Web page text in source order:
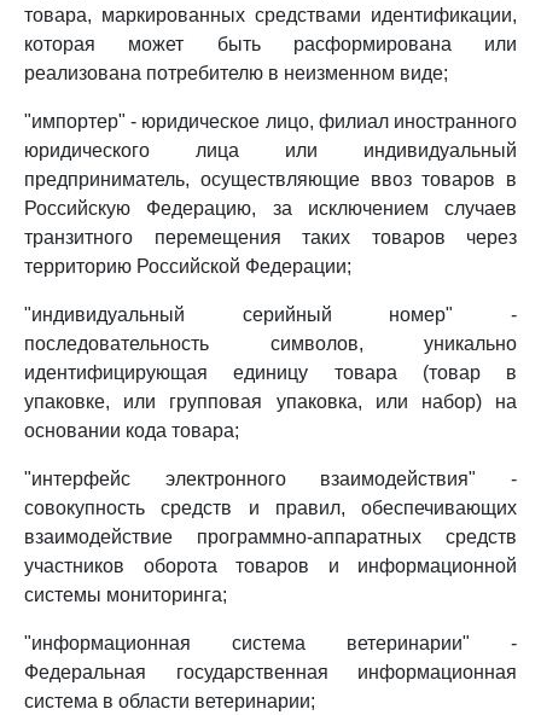
товара, маркированных средствами идентификации,
которая может быть расформирована или
реализована потребителю в неизменном виде;
"импортер" - юридическое лицо, филиал иностранного
юридического лица или индивидуальный
предприниматель, осуществляющие ввоз товаров в
Российскую Федерацию, за исключением случаев
транзитного перемещения таких товаров через
территорию Российской Федерации;
"индивидуальный серийный номер" -
последовательность символов, уникально
идентифицирующая единицу товара (товар в
упаковке, или групповая упаковка, или набор) на
основании кода товара;
"интерфейс электронного взаимодействия" -
совокупность средств и правил, обеспечивающих
взаимодействие программно-аппаратных средств
участников оборота товаров и информационной
системы мониторинга;
"информационная система ветеринарии" -
Федеральная государственная информационная
система в области ветеринарии;